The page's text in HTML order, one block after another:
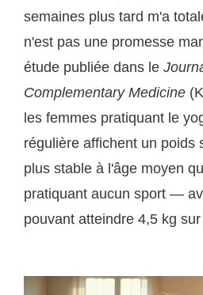
semaines plus tard m'a
n'est pas une promesse
étude publiée dans le
Complementary Medicine
les femmes pratiquant le
régulière affichent un poids
plus stable à l'âge moyen
pratiquant aucun sport —
pouvant atteindre 4,5 kg